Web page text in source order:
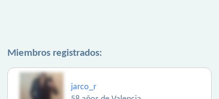
Miembros registrados:
jarco_r